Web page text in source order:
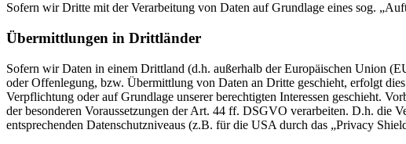
Sofern wir Dritte mit der Verarbeitung von Daten auf Grundlage eines sog.
Übermittlungen in Drittländer
Sofern wir Daten in einem Drittland (d.h. außerhalb der Europäischen Union
oder Offenlegung, bzw. Übermittlung von Daten an Dritte geschieht, erfolgt
Verpflichtung oder auf Grundlage unserer berechtigten Interessen geschieht.
der besonderen Voraussetzungen der Art. 44 ff. DSGVO verarbeiten. D.h. die
entsprechenden Datenschutzniveaus (z.B. für die USA durch das „Privacy